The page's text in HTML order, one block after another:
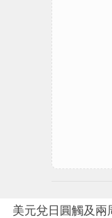
美元兌日圓觸及